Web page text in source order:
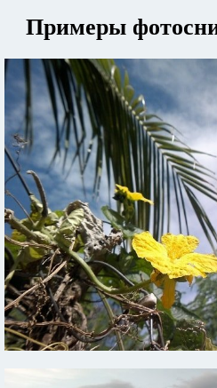
Примеры